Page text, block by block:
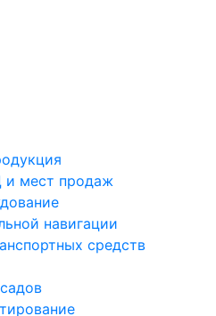
и мест продаж
навигации
средств